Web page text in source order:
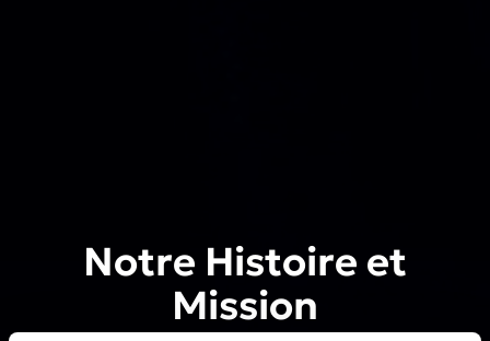
Notre Histoire et
Mission